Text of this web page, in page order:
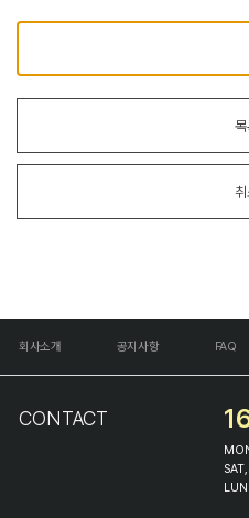
회사소개 공지사항 FAQ
CONTACT